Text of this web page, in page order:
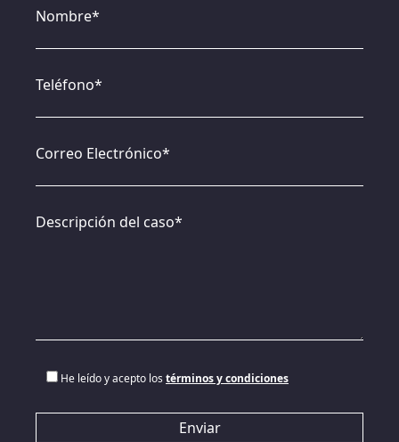
Nombre*
Teléfono*
Correo Electrónico*
Descripción del caso*
He leído y acepto los términos y condiciones